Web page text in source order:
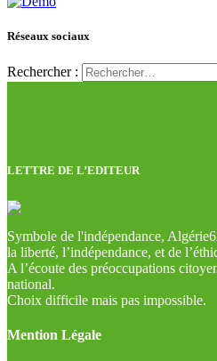
Réseaux sociaux
Rechercher :
LETTRE DE L’EDITEUR
Symbole de l'indépendance,
la liberté, l’indépendance, et de
A l’écoute des préoccupations
national.
Choix difficile mais pas impossible.
Mention Légale